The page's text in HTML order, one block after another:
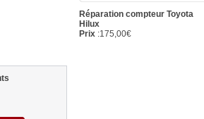
Réparation compteur Toyota
Hilux
Prix :175,00€